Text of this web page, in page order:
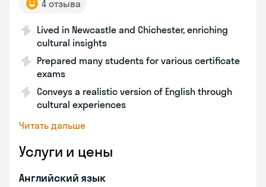
4 отзыва
Lived in Newcastle and Chichester, enriching
cultural insights
Prepared many students for various certificate
exams
Conveys a realistic version of English through
cultural experiences
Читать дальше
Услуги и цены
Английский язык